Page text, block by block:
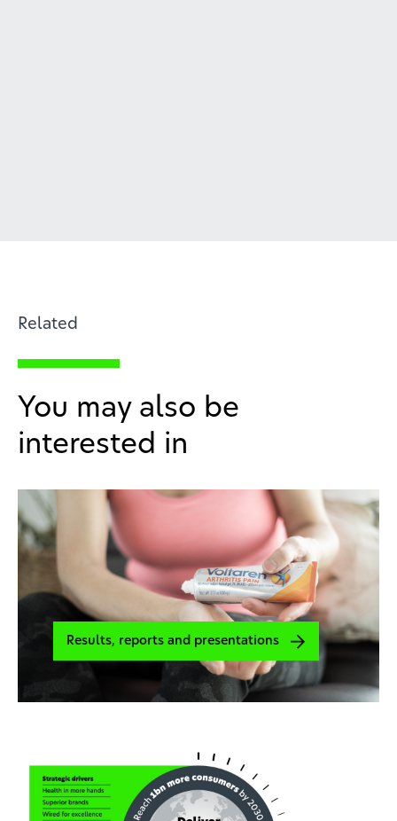
Related
You may also be
interested in
Results, reports and presentations